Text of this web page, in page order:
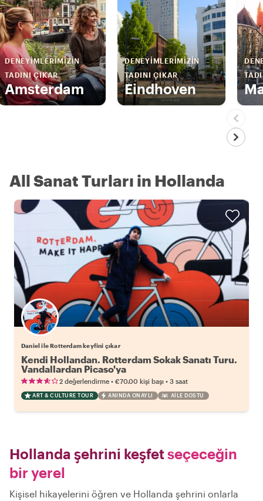
DENEYIMLERIMIZIN
TADINI ÇIKAR
Amsterdam
DENEYIMLERIMIZIN
TADINI ÇIKAR
Eindhoven
All Sanat Turları in Hollanda
Daniel ile Rotterdam keyfini çıkar
Kendi Hollandan. Rotterdam Sokak Sanatı Turu.
Vandallardan Picaso'ya
2 değerlendirme • €70.00 kişi başı • 3 saat
ART & CULTURE TOUR ANINDA ONAYLI AILE DOSTU
Hollanda şehrini keşfetseçeceğin
bir yerel
Kişisel hikayelerini öğren ve Hollanda şehrini onlarla